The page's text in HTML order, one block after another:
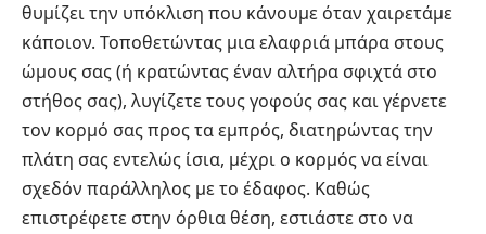
θυμίζει την υπόκλιση που κάνουμε όταν χαιρετάμε
κάποιον. Τοποθετώντας μια ελαφριά μπάρα στους
ώμους σας (ή κρατώντας έναν αλτήρα σφιχτά στο
στήθος σας), λυγίζετε τους γοφούς σας και γέρνετε
τον κορμό σας προς τα εμπρός, διατηρώντας την
πλάτη σας εντελώς ίσια, μέχρι ο κορμός να είναι
σχεδόν παράλληλος με το έδαφος. Καθώς
επιστρέφετε στην όρθια θέση, εστιάστε στο να